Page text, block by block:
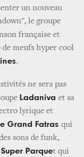
un nouveau
le groupe
française et
meufs hyper cool
.
ne sera pas
Ladaniva et sa
lyrique et
Grand Fatras qui
sons de funk,
Super Parquet qui